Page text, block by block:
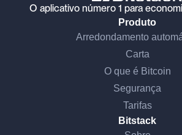
O aplicativo número 1 para
Produto
Arredondamento
Carta
O que é Bitcoin
Segurança
Tarifas
Bitstack